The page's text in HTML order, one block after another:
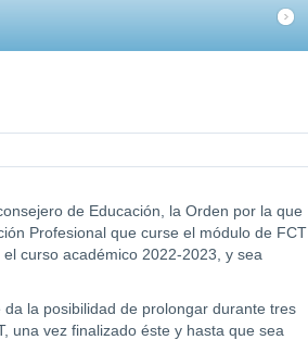
de Educación, la Orden por la que
Profesional que curse el módulo de FCT
curso académico 2022-2023, y sea
la posibilidad de prolongar durante tres
una vez finalizado éste y hasta que sea